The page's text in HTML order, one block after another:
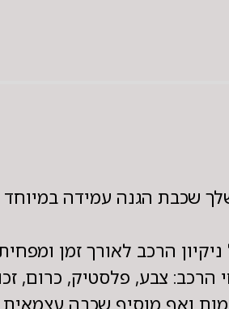
הרכב לאורך זמן
צבע, פלסטיק, כרום,